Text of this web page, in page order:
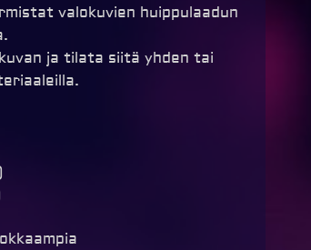
valokuvien huippulaadun
ja tilata siitä yhden tai